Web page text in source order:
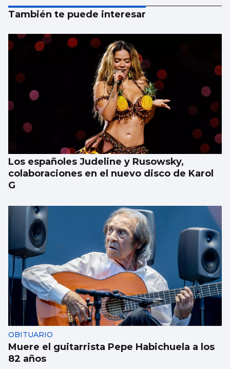
También te puede interesar
Los españoles Judeline y Rusowsky,
colaboraciones en el nuevo disco de Karol
G
OBITUARIO
Muere el guitarrista Pepe Habichuela a los
82 años